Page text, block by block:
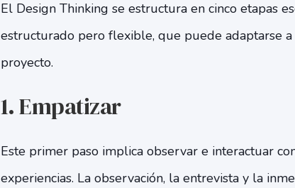
El Design Thinking se estructura en cinco etapas
estructurado pero flexible, que puede adaptarse
proyecto.
1. Empatizar
Este primer paso implica observar e interactuar
experiencias. La observación, la entrevista y la